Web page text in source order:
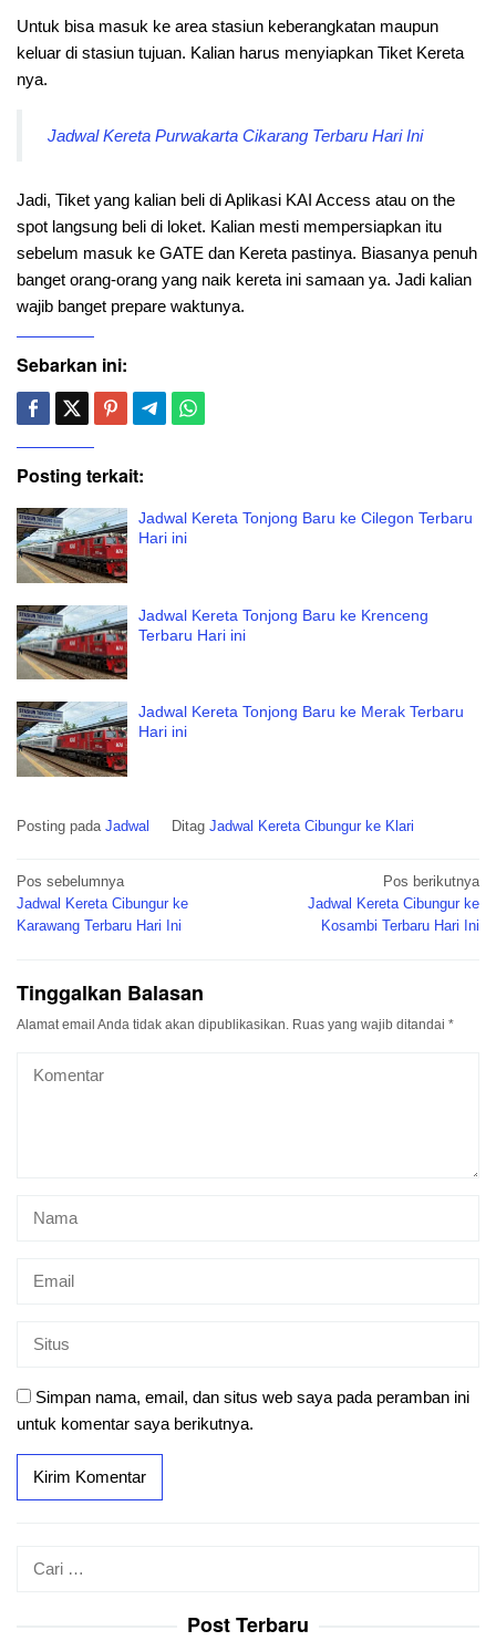
Untuk bisa masuk ke area stasiun keberangkatan maupun
keluar di stasiun tujuan. Kalian harus menyiapkan Tiket Kereta
nya.
Jadwal Kereta Purwakarta Cikarang Terbaru Hari Ini
Jadi, Tiket yang kalian beli di Aplikasi KAI Access atau on the
spot langsung beli di loket. Kalian mesti mempersiapkan itu
sebelum masuk ke GATE dan Kereta pastinya. Biasanya penuh
banget orang-orang yang naik kereta ini samaan ya. Jadi kalian
wajib banget prepare waktunya.
Sebarkan ini:
Posting terkait:
Jadwal Kereta Tonjong Baru ke Cilegon Terbaru
Hari ini
Jadwal Kereta Tonjong Baru ke Krenceng
Terbaru Hari ini
Jadwal Kereta Tonjong Baru ke Merak Terbaru
Hari ini
Posting pada Jadwal Ditag Jadwal Kereta Cibungur ke Klari
Navigasi
pos
Pos sebelumnya
Jadwal Kereta Cibungur ke
Karawang Terbaru Hari Ini
Pos berikutnya
Jadwal Kereta Cibungur ke
Kosambi Terbaru Hari Ini
Tinggalkan Balasan
Alamat email Anda tidak akan dipublikasikan. Ruas yang wajib ditandai *
Simpan nama, email, dan situs web saya pada peramban ini
untuk komentar saya berikutnya.
Post Terbaru